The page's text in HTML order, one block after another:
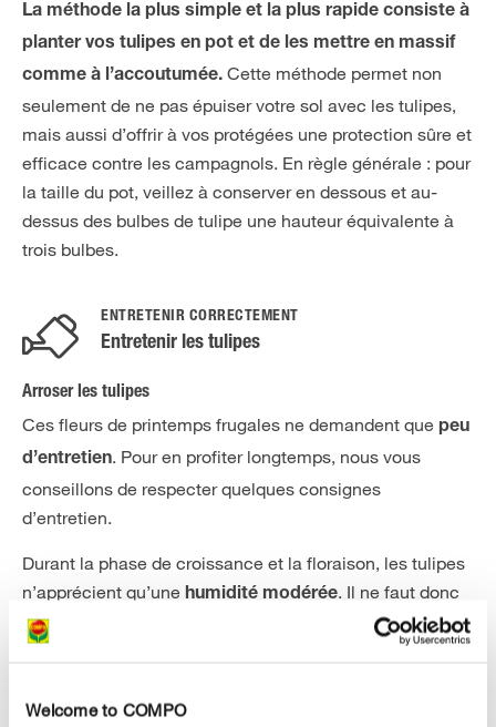
Welcome to COMPO
La méthode la plus simple et la plus rapide consiste à
planter vos tulipes en pot et de les mettre en massif
comme à l’accoutumée. Cette méthode permet non
seulement de ne pas épuiser votre sol avec les tulipes,
mais aussi d’offrir à vos protégées une protection sûre et
efficace contre les campagnols. En règle générale : pour
la taille du pot, veillez à conserver en dessous et au-
dessus des bulbes de tulipe une hauteur équivalente à
trois bulbes.
ENTRETENIR CORRECTEMENT
Entretenir les tulipes
Arroser les tulipes
Ces fleurs de printemps frugales ne demandent que peu
d’entretien. Pour en profiter longtemps, nous vous
conseillons de respecter quelques consignes
d’entretien.
Durant la phase de croissance et la floraison, les tulipes
n’apprécient qu’une humidité modérée. Il ne faut donc
les arroser que s’il ne pleut pas assez et que le sol est
Fertiliser les tulipes